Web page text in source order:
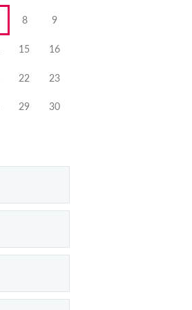
8 9
15 16
22 23
29 30